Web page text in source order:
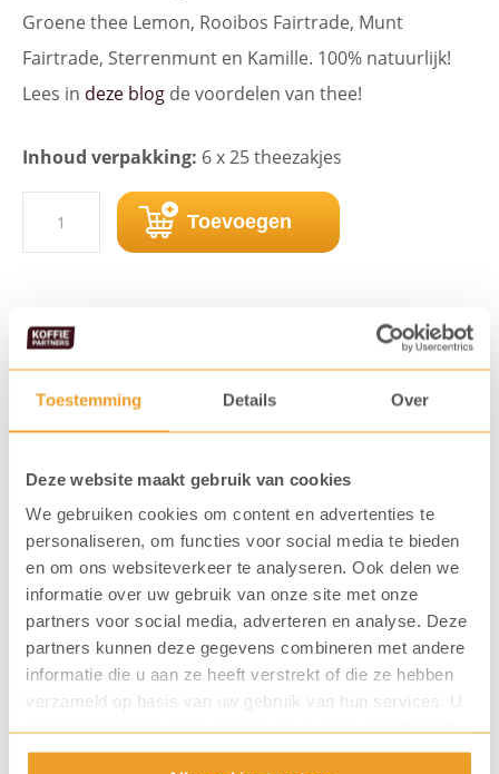
Toestemming Details Over
Deze website maakt gebruik van cookies
We gebruiken cookies om content en advertenties te
personaliseren, om functies voor social media te bieden
en om ons websiteverkeer te analyseren. Ook delen we
informatie over uw gebruik van onze site met onze
partners voor social media, adverteren en analyse. Deze
partners kunnen deze gegevens combineren met andere
informatie die u aan ze heeft verstrekt of die ze hebben
verzameld op basis van uw gebruik van hun services. U
gaat akkoord met onze cookies als u onze website blijft
gebruiken.
Groene thee Lemon, Rooibos Fairtrade, Munt
Fairtrade, Sterrenmunt en Kamille. 100% natuurlijk!
Lees in deze blog de voordelen van thee!
Inhoud verpakking: 6 x 25 theezakjes
Feel
Top
6
aantal
Toevoegen
Vaak gekocht samen met...
Cup-a-Soup Asperge 21
zk.
Art. nummer: 8023
€12,12
Pickwick Rooibos Honing
(3 x 25 zk.)
Art. nummer: 7159
€ 8,96